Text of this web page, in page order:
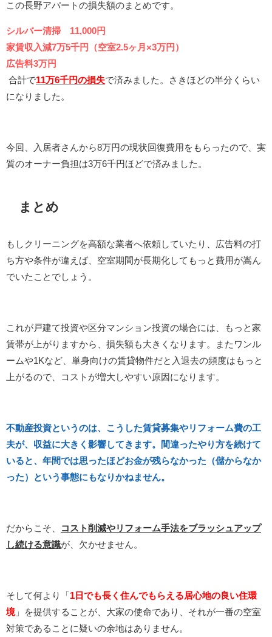
この長野アパートの損失額のまとめです。
シルバー清掃 11,000円
家賃収入減7万5千円（空室2.5ヶ月×3万円）
広告料3万円
合計で11万6千円の損失で済みました。さきほどの半分くらい
になりました。
今回、入居者さんから8万円の現状回復費用をもらったので、実
質のオーナー負担は3万6千円ほどで済みました。
まとめ
もしクリーニングを高額な業者へ依頼していたり、広告料の打
ち方や条件が違えば、空室期間が長期化してもっと費用が嵩ん
でいたことでしょう。
これが戸建て投資や区分マンション投資の場合には、もっと家
賃帯が上がりますから、損失額も大きくなります。またワンル
ームや1Kなど、単身向けの賃貸物件だと入退去の頻度はもっと
上がるので、コストが増大しやすい原因になります。
不動産投資というのは、こうした賃貸募集やリフォーム費の工
夫が、収益に大きく影響してきます。間違ったやり方を続けて
いると、年間では思ったほどお金が残らなかった（儲からなか
った）という事態にもなりかねません。
だからこそ、
コスト削減やリフォーム手法をブラッシュアップ
し続ける意識が、欠かせません。
そして何より「1日でも長く住んでもらえる居心地の良い住環
境 」を提供することが、大家の使命であり、それが一番の空室
対策であることに疑いの余地はありません。